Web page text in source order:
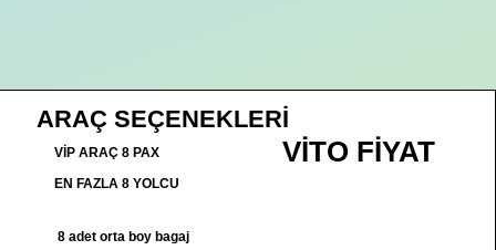
ARAÇ SEÇENEKLERİ
VİP ARAÇ 8 PAX VİTO FİYAT
EN FAZLA 8 YOLCU
8 adet orta boy bagaj